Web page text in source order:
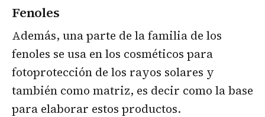
Fenoles
Además, una parte de la familia de los
fenoles se usa en los cosméticos para
fotoprotección de los rayos solares y
también como matriz, es decir como la base
para elaborar estos productos.